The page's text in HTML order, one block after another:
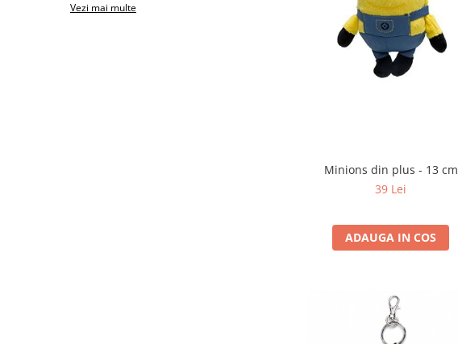
Vezi mai multe
Minions din plus - 13 cm
39 Lei
ADAUGA IN COS